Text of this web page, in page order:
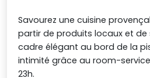
Savourez une cuisine
partir de produits locaux et de
cadre élégant au bord de la
intimité grâce au room-
23h.